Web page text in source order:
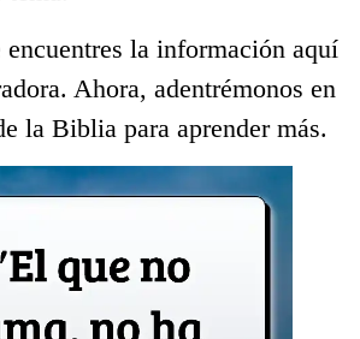
encuentres la información aquí
Ahora, adentrémonos en
la Biblia para aprender más.